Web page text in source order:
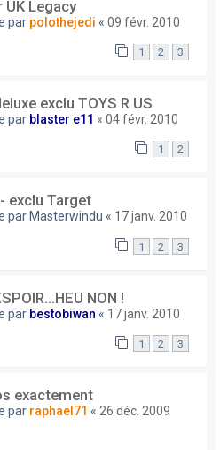
UK Legacy
par polothejedi « 09 févr. 2010
1 2 3
exclu TOYS R US
par blaster e11 « 04 févr. 2010
1 2
exclu Target
par Masterwindu « 17 janv. 2010
1 2 3
NON !
par bestobiwan « 17 janv. 2010
1 2 3
exactement
par raphael71 « 26 déc. 2009